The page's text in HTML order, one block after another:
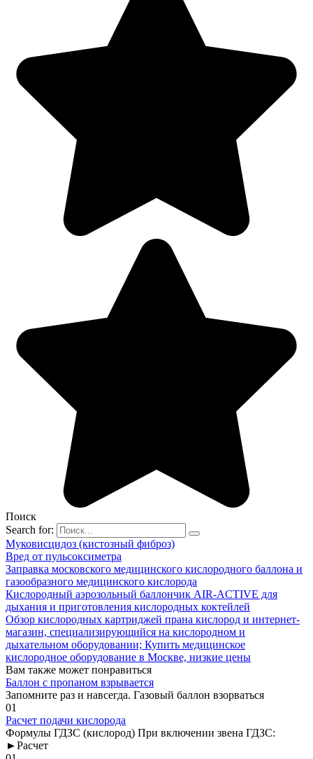
Поиск
Search for:
Муковисцидоз (кистозный фиброз)
Вред от пульсоксиметра
Заправка московского медицинского кислородного баллона и
газообразного медицинского кислорода
Кислородный аэрозольный баллончик AIR-ACTIVE для
дыхания и приготовления кислородных коктейлей
Обзор кислородных картриджей прана кислород и интернет-
магазин, специализирующийся на кислородном и
дыхательном оборудовании; Купить медицинское
кислородное оборудование в Москве, низкие цены
Вам также может понравиться
Баллон с пропаном взрывается
Запомните раз и навсегда. Газовый баллон взорваться
01
Расчет подачи кислорода
Формулы ГДЗС (кислород) При включении звена ГДЗС:
►Расчет